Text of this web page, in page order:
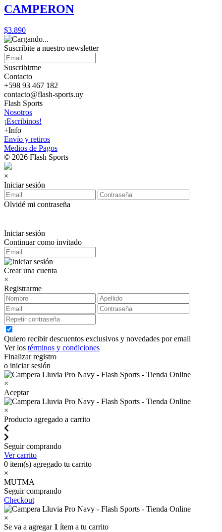
CAMPERON
$3.890
Suscribite a nuestro newsletter
Suscribirme
Contacto
+598 93 467 182
contacto@flash-sports.uy
Flash Sports
Nosotros
¡Escribinos!
+Info
Envío y retiros
Medios de Pagos
© 2026 Flash Sports
×
Iniciar sesión
Olvidé mi contraseña
Iniciar sesión
Continuar como invitado
Crear una cuenta
×
Registrarme
Quiero recibir descuentos exclusivos y novedades por email
Ver los términos y condiciones
Finalizar registro
o iniciar sesión
×
Aceptar
×
Producto agregado a carrito
Seguir comprando
Ver carrito
0 item(s) agregado tu carrito
×
MUTMA
Seguir comprando
Checkout
×
Se va a agregar 1 ítem a tu carrito